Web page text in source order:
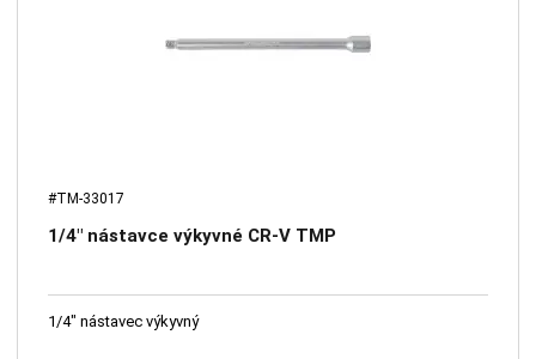
#TM-33017
1/4" nástavce výkyvné CR-V TMP
1/4" nástavec výkyvný